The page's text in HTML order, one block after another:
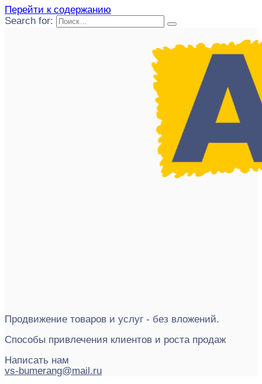
Перейти к содержанию
Search for:
Продвижение товаров и услуг - без вложений.
Способы привлечения клиентов и роста продаж
Написать нам
vs-bumerang@mail.ru